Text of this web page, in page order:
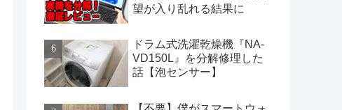
望が入り乱れる結果に
ドラム式洗濯乾燥機『NA-
VD150L』を分解修理した
話【泡センサー】